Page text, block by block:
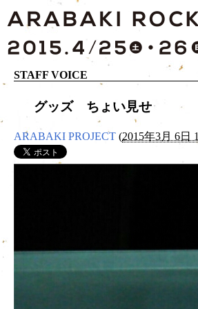
STAFF VOICE
グッズ ちょい見せ
ARABAKI PROJECT (2015年3月 6日